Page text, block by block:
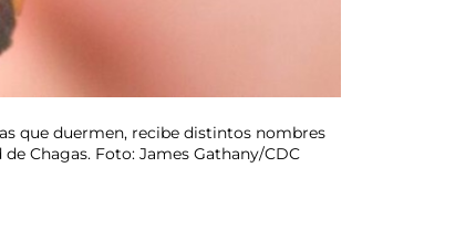
que duermen, recibe distintos nombres
Chagas. Foto: James Gathany/CDC